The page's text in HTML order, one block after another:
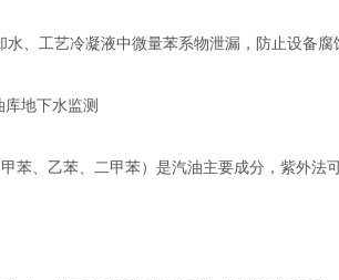
水、工艺冷凝液中微量苯系物泄漏，防止设备腐
地下水监测
苯、乙苯、二甲苯）是汽油主要成分，紫外法